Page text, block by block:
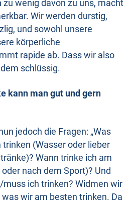
zu wenig davon zu uns, macht
Wir werden durstig,
und sowohl unsere
körperliche
rapide ab. Dass wir also
schlüssig.
kann man gut und gern
jedoch die Fragen: „Was
(Wasser oder lieber
Wann trinke ich am
nach dem Sport)? Und
ich trinken? Widmen wir
wir am besten trinken. Da